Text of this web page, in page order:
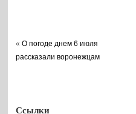
«О погоде днем 6 июля
рассказали воронежцам
Ссылки